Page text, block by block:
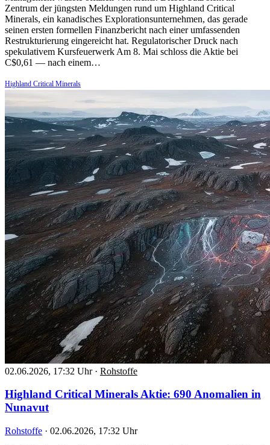
Zentrum der jüngsten Meldungen rund um Highland Critical
Minerals, ein kanadisches Explorationsunternehmen, das gerade
seinen ersten formellen Finanzbericht nach einer umfassenden
Restrukturierung eingereicht hat. Regulatorischer Druck nach
spekulativem Kursfeuerwerk Am 8. Mai schloss die Aktie bei
C$0,61 — nach einem…
Highland Critical Minerals
02.06.2026, 17:32 Uhr · Rohstoffe
Highland Critical Minerals Aktie: 690 Anomalien in
Nunavut
Rohstoffe · 02.06.2026, 17:32 Uhr